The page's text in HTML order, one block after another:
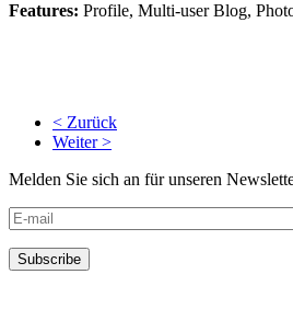
Features: Profile, Multi-user Blog,
< Zurück
Weiter >
Melden Sie sich an für unseren